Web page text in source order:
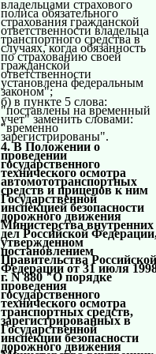
владельцами страхового
полиса обязательного
страхования гражданской
ответственности владельца
транспортного средства в
случаях, когда обязанность
по страхованию своей
гражданской
ответственности
установлена федеральным
законом";
б) в пункте 5 слова:
"поставлены на временный
учет" заменить словами:
"временно
зарегистрированы".
4. В Положении о
проведении
государственного
технического осмотра
автомототранспортных
средств и прицепов к ним
Государственной
инспекцией безопасности
дорожного движения
Министерства внутренних
дел Российской
утвержденном
постановлением
Правительства Российской
Федерации от 31 июля
г. N 880 "О порядке
проведения
государственного
технического осмотра
транспортных средств,
зарегистрированных в
Государственной
инспекции безопасности
дорожного движения